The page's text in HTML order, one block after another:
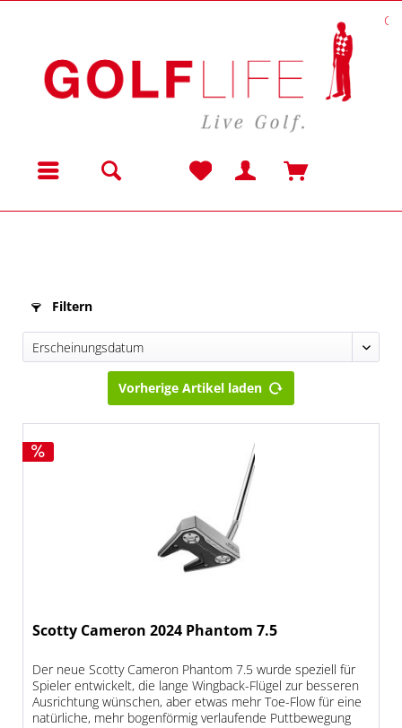
Menü
Filtern
Vorherige Artikel laden
Scotty Cameron 2024 Phantom 7.5
Der neue Scotty Cameron Phantom 7.5 wurde speziell für
Spieler entwickelt, die lange Wingback-Flügel zur besseren
Ausrichtung wünschen, aber etwas mehr Toe-Flow für eine
natürliche, mehr bogenförmig verlaufende Puttbewegung